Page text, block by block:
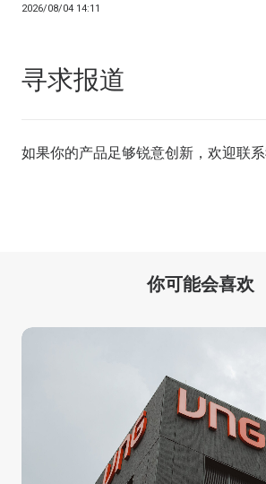
2026/08/04 14:11
寻求报道
如果你的产品足够锐意创新，欢迎联
你可能会喜欢